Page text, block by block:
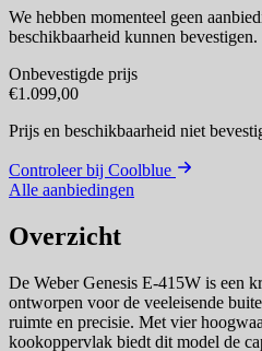
We hebben momenteel geen
beschikbaarheid kunnen bevestigen.
Onbevestigde prijs
€1.099,00
Prijs en beschikbaarheid niet
Controleer bij Coolblue
Alle aanbiedingen
Overzicht
De Weber Genesis E-415W is een
ontworpen voor de veeleisende
ruimte en precisie. Met vier
kookoppervlak biedt dit model de